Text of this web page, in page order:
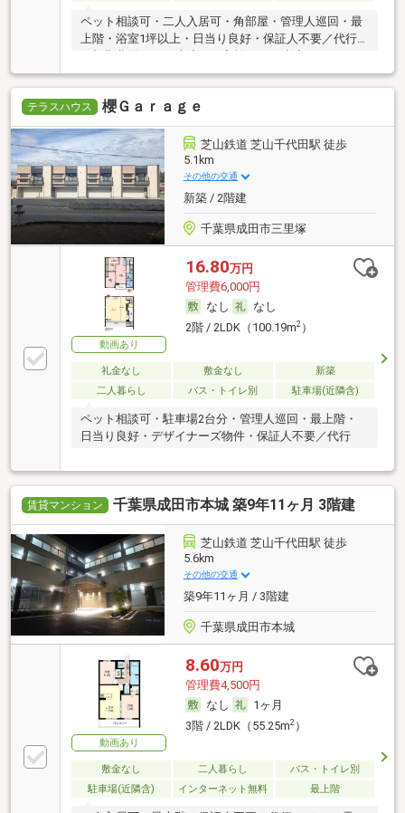
ペット相談可・二人入居可・角部屋・管理人巡回・最
上階・浴室1坪以上・日当り良好・保証人不要／代行
・初期費用カード決済可・家賃カード決済可
テラスハウス 櫻Ｇａｒａｇｅ
芝山鉄道 芝山千代田駅 徒歩
5.1km
その他の交通
新築 / 2階建
千葉県成田市三里塚
動画あり
16.80万円
管理費6,000円
なし
なし
2階 / 2LDK（100.19m2）
礼金なし 敷金なし
新築
二人暮らし
バス・トイレ別 駐車場(近隣含)
ペット相談可・駐車場2台分・管理人巡回・最上階・
日当り良好・デザイナーズ物件・保証人不要／代行
賃貸マンション 千葉県成田市本城 築9年11ヶ月 3階建
芝山鉄道 芝山千代田駅 徒歩
5.6km
その他の交通
築9年11ヶ月 / 3階建
千葉県成田市本城
動画あり
8.60万円
管理費4,500円
なし
1ヶ月
3階 / 2LDK（55.25m2）
敷金なし 二人暮らし
バス・トイレ別
駐車場(近隣含)
インターネット無料 最上階